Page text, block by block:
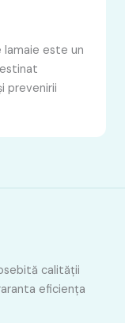
lamaie este un
prevenirii
calităţii
eficienţa